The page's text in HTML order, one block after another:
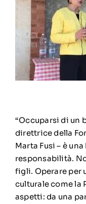
“Occuparsi di un
direttrice della
Marta Fusi – è
responsabilità.
figli. Operare per
culturale come la
aspetti: da una